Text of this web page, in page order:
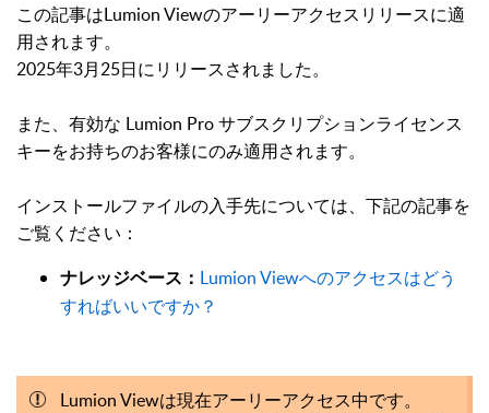
この記事はLumion Viewのアーリーアクセスリリースに適
用されます。
2025年3月25日にリリースされました。
また、有効な Lumion Pro サブスクリプションライセンス
キーをお持ちのお客様にのみ適用されます。
インストールファイルの入手先については、下記の記事を
ご覧ください：
ナレッジベース： Lumion Viewへのアクセスはどう
すればいいですか？
Lumion Viewは現在アーリーアクセス中です。